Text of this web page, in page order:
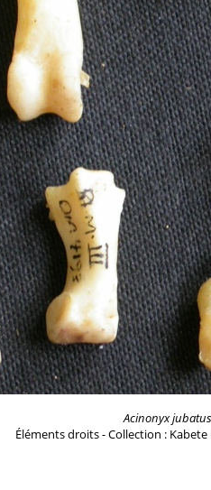
Acinonyx jubatus
Éléments droits - Collection :